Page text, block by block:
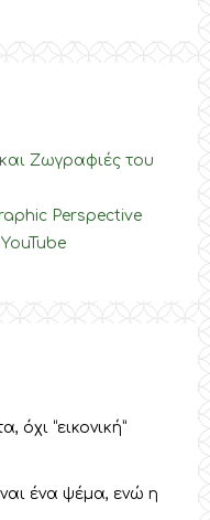
και Ζωγραφιές του
Perspective
όχι “εικονική”
ένα ψέμα, ενώ η